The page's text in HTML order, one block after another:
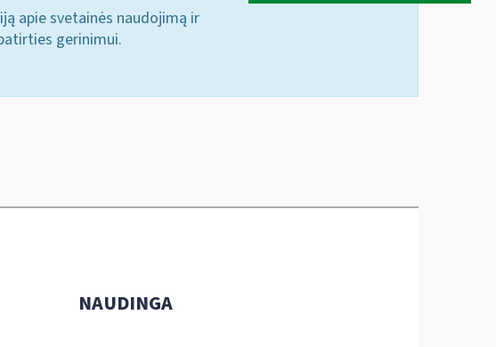
apie svetainės naudojimą ir
gerinimui.
NAUDINGA